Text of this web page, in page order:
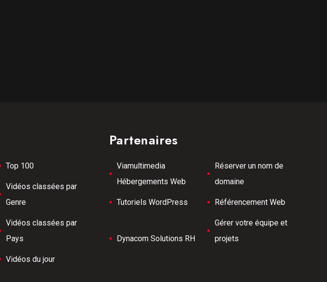
Top 100
Vidéos classées par
Genre
Vidéos classées par
Pays
Vidéos du jour
Partenaires
Viamultimedia
Hébergements Web
Réserver un nom de
domaine
Tutoriels WordPress Référencement Web
Dynacom Solutions RH
Gérer votre équipe et
projets